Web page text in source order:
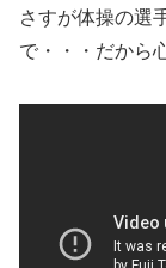
さすが体操の選
で・・・だから